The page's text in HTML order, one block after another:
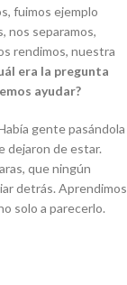
fuimos ejemplo
nos separamos,
rendimos, nuestra
era la pregunta
ayudar?
gente pasándola
dejaron de estar.
que ningún
detrás. Aprendimos
solo a parecerlo.